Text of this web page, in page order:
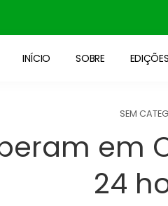
INÍCIO SOBRE EDIÇÕES
SEM
em
24